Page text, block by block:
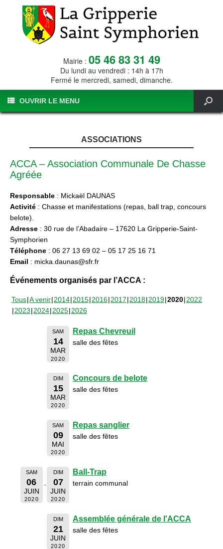
Mairie : 05 46 83 31 49
Du lundi au vendredi : 14h à 17h
Fermé le mercredi, samedi, dimanche.
OUVRIR LE MENU
ASSOCIATIONS
ACCA – Association Communale De Chasse
Agréée
Responsable : Mickaël DAUNAS
Activité : Chasse et manifestations (repas, ball trap, concours
belote).
Adresse : 30 rue de l’Abadaire – 17620 La Gripperie-Saint-
Symphorien
Téléphone : 06 27 13 69 02 – 05 17 25 16 71
Email : micka.daunas@sfr.fr
Événements organisés par l’ACCA :
Tous A venir 2014 2015 2016 2017 2018 2019 2020 2022
2023 2024 2025 2026
SAM
14
MAR
2020
Repas Chevreuil
salle des fêtes
DIM
15
MAR
2020
Concours de belote
salle des fêtes
SAM
09
MAI
2020
Repas sanglier
salle des fêtes
SAM
06
JUIN
2020
DIM
07
JUIN
2020
Ball-Trap
terrain communal
DIM
21
JUIN
2020
Assemblée générale de l'ACCA
salle des fêtes